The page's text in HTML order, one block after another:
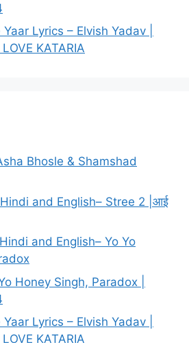
Yaar Lyrics – Elvish Yadav |
KATARIA
Asha Bhosle & Shamshad
and English– Stree 2 |आई
and English– Yo Yo
Honey Singh, Paradox |
Yaar Lyrics – Elvish Yadav |
KATARIA